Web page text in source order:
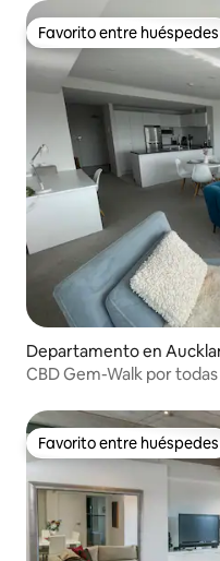
Favorito entre huéspedes
Favorito entre huéspedes
Departamento en
CBD Gem-Walk por
Favorito entre huéspedes
Favorito entre huéspedes